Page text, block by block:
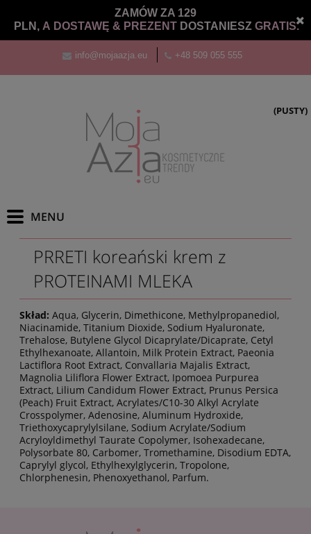
ZAMÓW ZA 129
PLN, A DOSTAWĘ & PREZENT DOSTANIESZ GRATIS.
info@mojaazja.eu +48 509 055 555
(PUSTY)
PRRETI koreański krem z
PROTEINAMI MLEKA
Skład: Aqua, Glycerin, Dimethicone, Methylpropanediol,
Niacinamide, Titanium Dioxide, Sodium Hyaluronate,
Trehalose, Butylene Glycol Dicaprylate/Dicaprate, Cetyl
Ethylhexanoate, Allantoin, Milk Protein Extract, Paeonia
Lactiflora Root Extract, Convallaria Majalis Extract,
Magnolia Liliflora Flower Extract, Ipomoea Purpurea
Extract, Lilium Candidum Flower Extract, Prunus Persica
(Peach) Fruit Extract, Acrylates/C10-30 Alkyl Acrylate
Crosspolymer, Adenosine, Aluminum Hydroxide,
Triethoxycaprylylsilane, Sodium Acrylate/Sodium
Acryloyldimethyl Taurate Copolymer, Isohexadecane,
Polysorbate 80, Carbomer, Tromethamine, Disodium EDTA,
Caprylyl glycol, Ethylhexylglycerin, Tropolone,
Chlorphenesin, Phenoxyethanol, Parfum.